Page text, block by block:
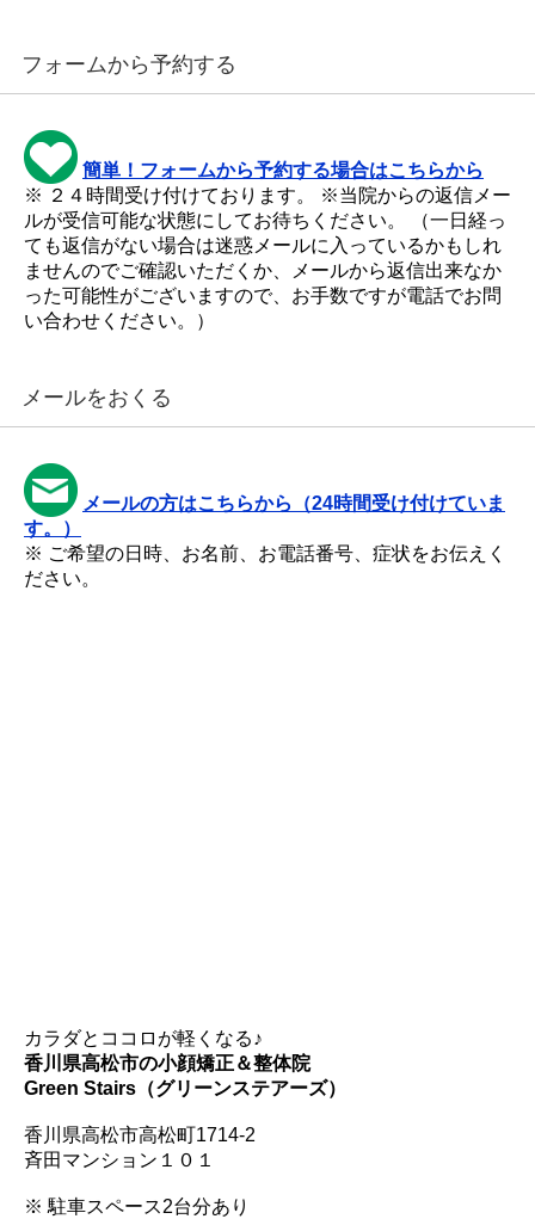
フォームから予約する
簡単！フォームから予約する場合はこちらから
※ ２４時間受け付けております。 ※当院からの返信メー
ルが受信可能な状態にしてお待ちください。 （一日経っ
ても返信がない場合は迷惑メールに入っているかもしれ
ませんのでご確認いただくか、メールから返信出来なか
った可能性がございますので、お手数ですが電話でお問
い合わせください。）
メールをおくる
メールの方はこちらから（24時間受け付けていま
す。）
※ ご希望の日時、お名前、お電話番号、症状をお伝えく
ださい。
カラダとココロが軽くなる♪
香川県高松市の小顔矯正＆整体院
Green Stairs（グリーンステアーズ）
香川県高松市高松町1714-2
斉田マンション１０１
※ 駐車スペース2台分あり